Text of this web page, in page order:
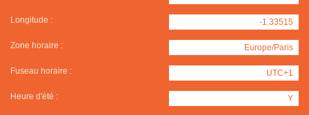
Longitude : -1.33515
Zone horaire : Europe/Paris
Fuseau horaire : UTC+1
Heure d'été : Y